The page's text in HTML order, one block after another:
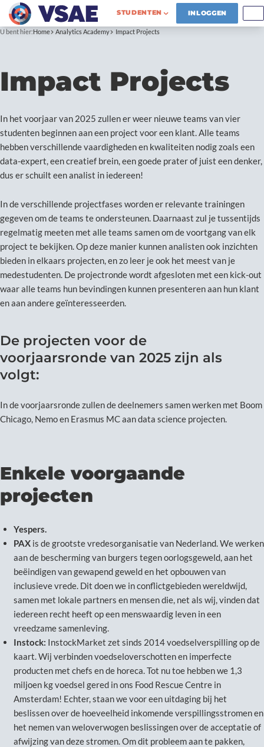
STUDENTEN INLOGGEN
U bent hier:Home Analytics Academy Impact Projects
Impact Projects
In het voorjaar van 2025 zullen er weer nieuwe teams van vier
studenten beginnen aan een project voor een klant. Alle teams
hebben verschillende vaardigheden en kwaliteiten nodig zoals een
data-expert, een creatief brein, een goede prater of juist een denker,
dus er schuilt een analist in iedereen!
In de verschillende projectfases worden er relevante trainingen
gegeven om de teams te ondersteunen. Daarnaast zul je tussentijds
regelmatig meeten met alle teams samen om de voortgang van elk
project te bekijken. Op deze manier kunnen analisten ook inzichten
bieden in elkaars projecten, en zo leer je ook het meest van je
medestudenten. De projectronde wordt afgesloten met een kick-out
waar alle teams hun bevindingen kunnen presenteren aan hun klant
en aan andere geïnteresseerden.
De projecten voor de
voorjaarsronde van 2025 zijn als
volgt:
In de voorjaarsronde zullen de deelnemers samen werken met Boom
Chicago, Nemo en Erasmus MC aan data science projecten.
Enkele voorgaande
projecten
Yespers.
PAX is de grootste vredesorganisatie van Nederland. We werken
aan de bescherming van burgers tegen oorlogsgeweld, aan het
beëindigen van gewapend geweld en het opbouwen van
inclusieve vrede. Dit doen we in conflictgebieden wereldwijd,
samen met lokale partners en mensen die, net als wij, vinden dat
iedereen recht heeft op een menswaardig leven in een
vreedzame samenleving.
Instock: InstockMarket zet sinds 2014 voedselverspilling op de
kaart. Wij verbinden voedseloverschotten en imperfecte
producten met chefs en de horeca. Tot nu toe hebben we 1,3
miljoen kg voedsel gered in ons Food Rescue Centre in
Amsterdam! Echter, staan we voor een uitdaging bij het
beslissen over de hoeveelheid inkomende verspillingsstromen en
het nemen van weloverwogen beslissingen over de acceptatie of
afwijzing van deze stromen. Om dit probleem aan te pakken,